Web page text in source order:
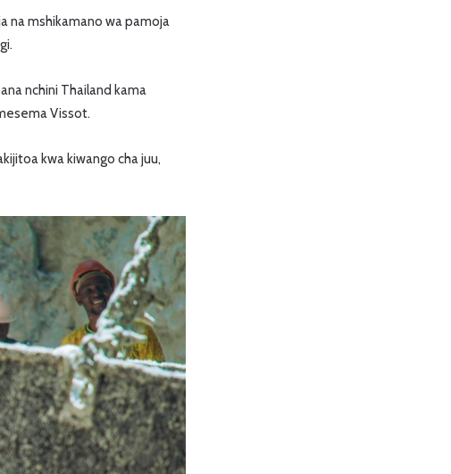
na mshikamano wa pamoja
nchini Thailand kama
Vissot.
kwa kiwango cha juu,